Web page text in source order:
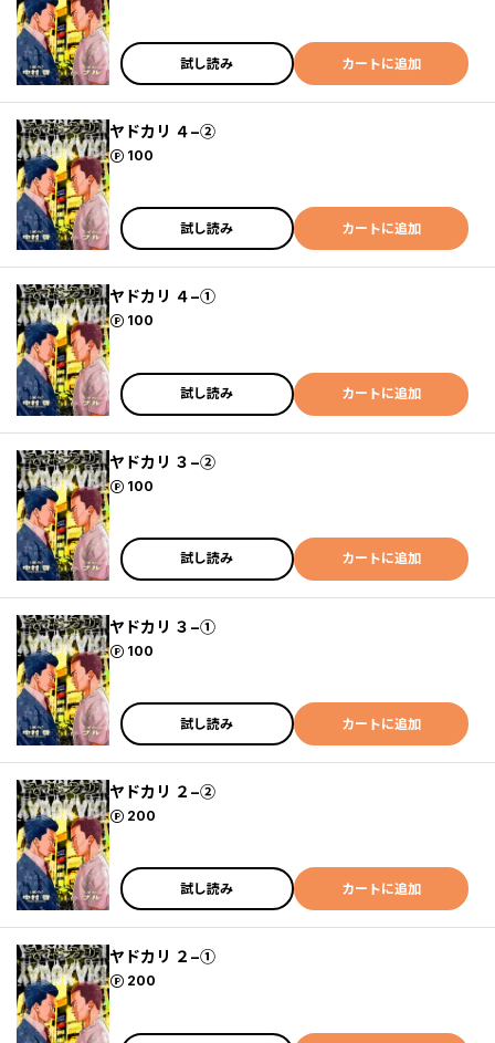
試し読み カートに追加
ヤドカリ ４−②
100
ポイント
試し読み カートに追加
ヤドカリ ４−①
100
ポイント
試し読み カートに追加
ヤドカリ ３−②
100
ポイント
試し読み カートに追加
ヤドカリ ３−①
100
ポイント
試し読み カートに追加
ヤドカリ ２−②
200
ポイント
試し読み カートに追加
ヤドカリ ２−①
200
ポイント